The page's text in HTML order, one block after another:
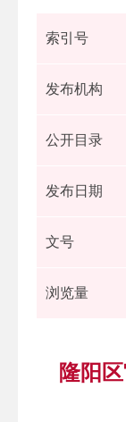
索引号
发布机构
公开目录
发布日期
文号
浏览量
隆阳